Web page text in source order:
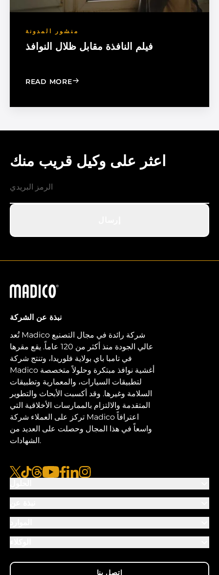
منشور المدونة
فيلم النافذة مقابل ظلال النوافذ
READ MORE: WINDOW FILM VS. WINDOW
اعثر على وكيل قريب منك
ماديكو
نبذة عن الشركة
تُعد Madico شركة رائدة في مجال التصنيع
عالي الجودة منذ أكثر من 120 عاماً. يقع مقرها
في تامبا باي بولاية فلوريدا، وتنتج شركة
Madico أغشية نوافذ مبتكرة وحلولاً متخصصة
لتطبيقات السيارات، والمعمارية وتطبيقات
السلامة وغيرها. وقد أكسبت الأبحاث والتطوير
المتقدمة والالتزام بالممارسات الأخلاقية التي
تركز على العملاء شركة Madico اعترافاً
واسعاً في هذا المجال وحصلت على العديد من
الشهادات.
اتصل بنا